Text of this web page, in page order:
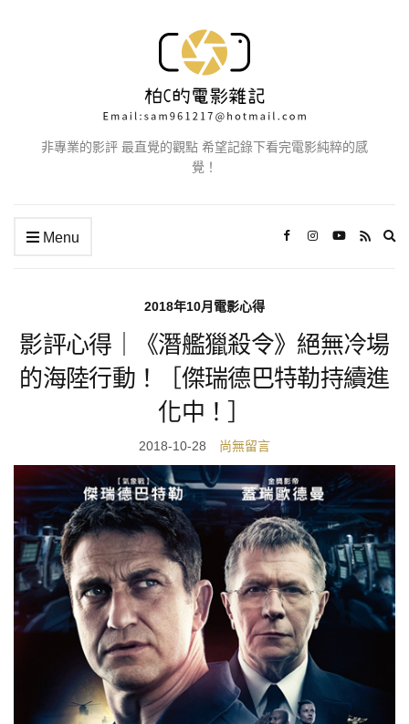
非專業的影評 最直覺的觀點 希望記錄下看完電影純粹的感
覺！
Menu
2018年10月電影心得
影評心得｜《潛艦獵殺令》絕無冷場
的海陸行動！［傑瑞德巴特勒持續進
化中！］
2018-10-28 尚無留言